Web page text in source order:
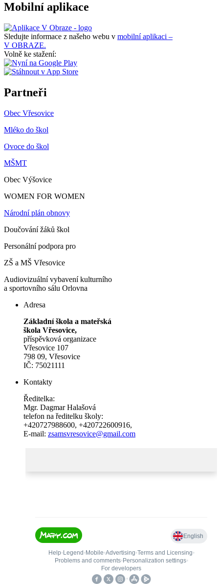
Mobilní aplikace
Sledujte informace z našeho webu v mobilní aplikaci –
V OBRAZE.
Volně ke stažení:
Partneři
Obec Vřesovice
Mléko do škol
Ovoce do škol
MŠMT
Obec Výšovice
WOMEN FOR WOMEN
Národní plán obnovy
Doučování žáků škol
Personální podpora pro
ZŠ a MŠ Vřesovice
Audiovizuální vybavení kulturního
a sportovního sálu Orlovna
Adresa
Základní škola a mateřská
škola Vřesovice,
příspěvková organizace
Vřesovice 107
798 09, Vřesovice
IČ: 75021111
Kontakty
Ředitelka:
Mgr. Dagmar Halašová
telefon na ředitelku školy:
+420727988600, +420722600916,
E-mail: zsamsvresovice@gmail.com